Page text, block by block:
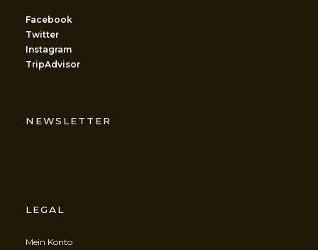
Facebook
Twitter
Instagram
TripAdvisor
NEWSLETTER
LEGAL
Mein Konto